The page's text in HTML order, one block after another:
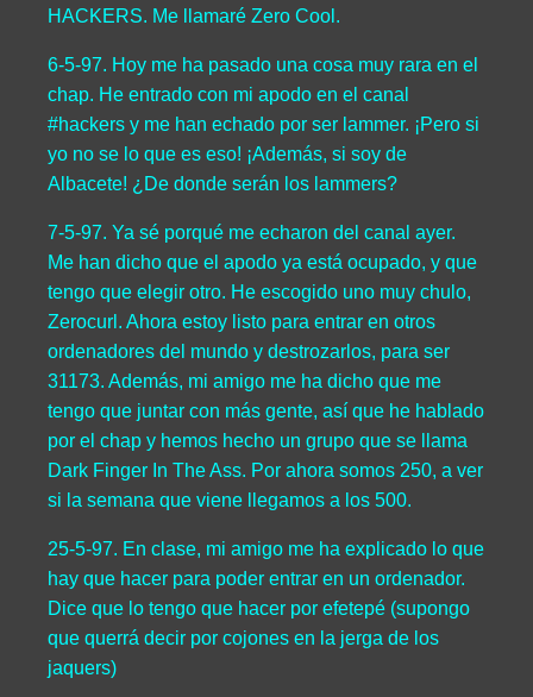
HACKERS. Me llamaré Zero Cool.
6-5-97. Hoy me ha pasado una cosa muy rara en el
chap. He entrado con mi apodo en el canal
#hackers y me han echado por ser lammer. ¡Pero si
yo no se lo que es eso! ¡Además, si soy de
Albacete! ¿De donde serán los lammers?
7-5-97. Ya sé porqué me echaron del canal ayer.
Me han dicho que el apodo ya está ocupado, y que
tengo que elegir otro. He escogido uno muy chulo,
Zerocurl. Ahora estoy listo para entrar en otros
ordenadores del mundo y destrozarlos, para ser
31173. Además, mi amigo me ha dicho que me
tengo que juntar con más gente, así que he hablado
por el chap y hemos hecho un grupo que se llama
Dark Finger In The Ass. Por ahora somos 250, a ver
si la semana que viene llegamos a los 500.
25-5-97. En clase, mi amigo me ha explicado lo que
hay que hacer para poder entrar en un ordenador.
Dice que lo tengo que hacer por efetepé (supongo
que querrá decir por cojones en la jerga de los
jaquers)